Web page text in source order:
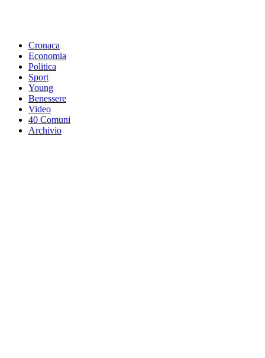
Cronaca
Economia
Politica
Sport
Young
Benessere
Video
40 Comuni
Archivio